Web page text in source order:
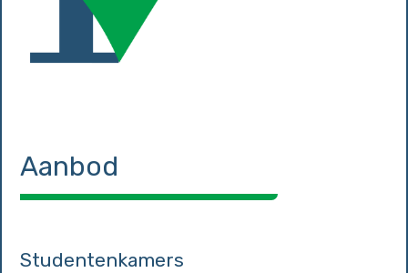
Aanbod
Studentenkamers